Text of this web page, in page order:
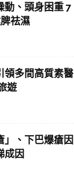
動、頭身困重 7
祛濕
領多間高質素醫
遊
」、下巴爆瘡因
成因